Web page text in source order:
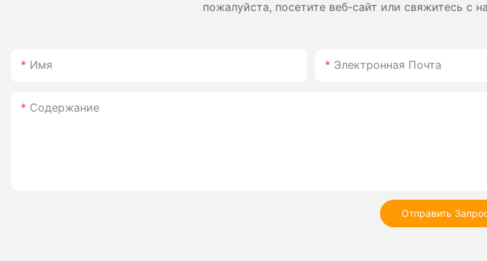
пожалуйста, посетите веб-сайт или свяжитесь с
Имя Электронная Почта
Содержание
Отправить